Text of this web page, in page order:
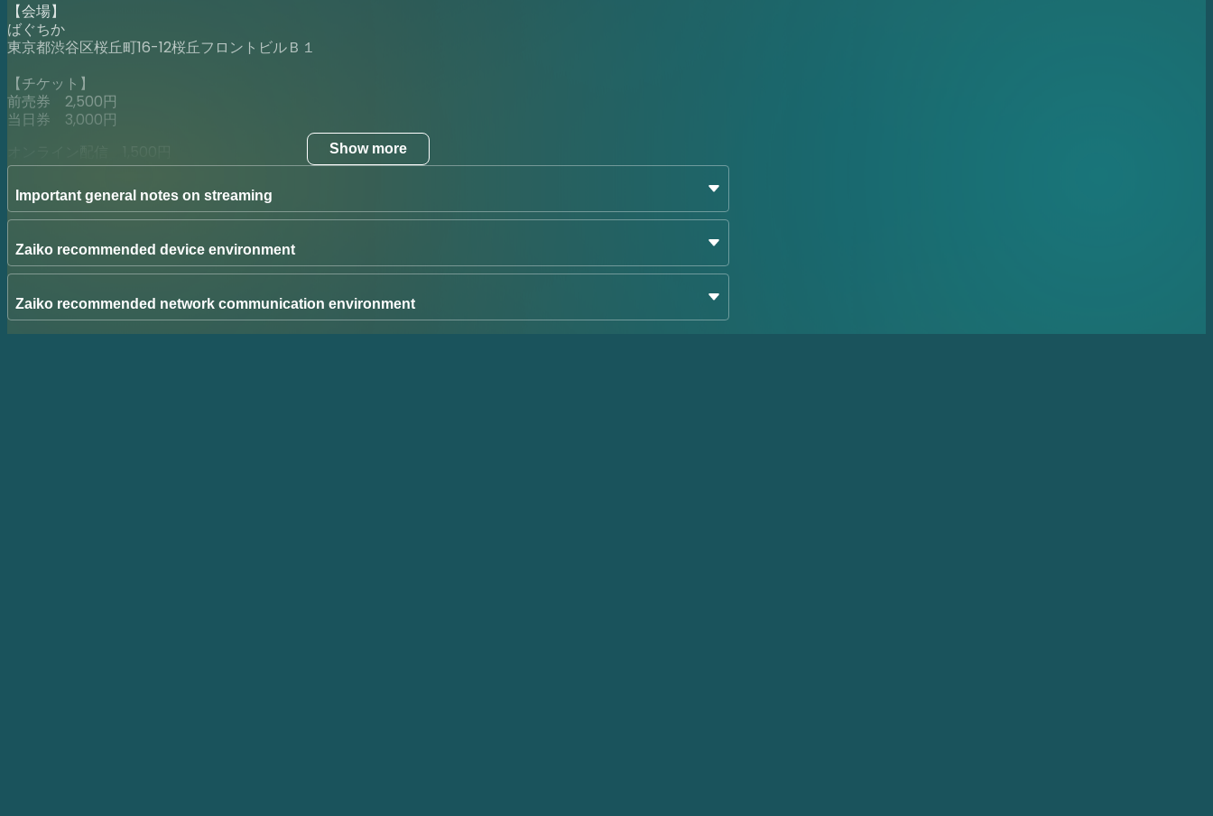
【会場】
ばぐちか
東京都渋谷区桜丘町16-12桜丘フロントビルＢ１
【チケット】
前売券 2,500円
当日券 3,000円
※前売券完売時は当日券の販売はございません。
※全席指定席になります。
【出演者】
森本サイダー
河邑ミク
【ご注意】
・やむを得ない事情により、出演者・内容等が変更となる場合がございます。予めご了承ください。
・お客様都合によるお申込み後のキャンセルおよび返金はお受けしておりません。
Show more
Important general notes on streaming
Zaiko recommended device environment
Zaiko recommended network communication environment